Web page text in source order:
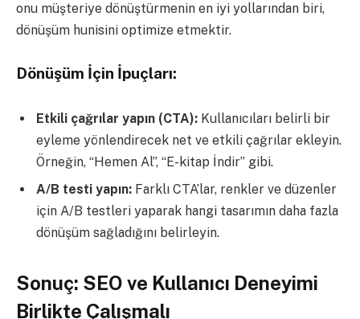
onu müşteriye dönüştürmenin en iyi yollarından biri,
dönüşüm hunisini optimize etmektir.
Dönüşüm İçin İpuçları:
Etkili çağrılar yapın (CTA): Kullanıcıları belirli bir
eyleme yönlendirecek net ve etkili çağrılar ekleyin.
Örneğin, “Hemen Al”, “E-kitap İndir” gibi.
A/B testi yapın: Farklı CTA’lar, renkler ve düzenler
için A/B testleri yaparak hangi tasarımın daha fazla
dönüşüm sağladığını belirleyin.
Sonuç: SEO ve Kullanıcı Deneyimi
Birlikte Çalışmalı